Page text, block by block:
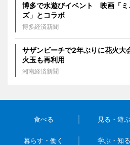
博多で水遊びイベント 映画「ミ
ズ」とコラボ
博多経済新聞
サザンビーチで2年ぶりに花火
火玉も再利用
湘南経済新聞
食べる 見る・遊ぶ
暮らす・働く 学ぶ・知る